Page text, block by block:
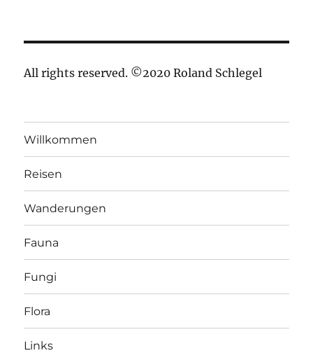
All rights reserved. ©2020 Roland Schlegel
Willkommen
Reisen
Wanderungen
Fauna
Fungi
Flora
Links